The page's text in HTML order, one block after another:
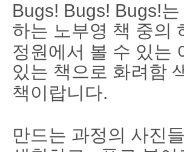
Bugs! Bugs! Bugs!
하는 노부영 책 중의
정원에서 볼 수 있는
있는 책으로 화려함
책이랍니다.
만드는 과정의 사진